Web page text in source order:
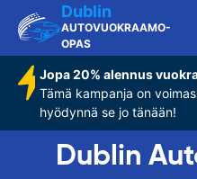
Dublin
AUTOVUOKRAAMO-
OPAS
Jopa 20% alennus
Tämä kampanja on
hyödynnä se jo tänään!
Dublin